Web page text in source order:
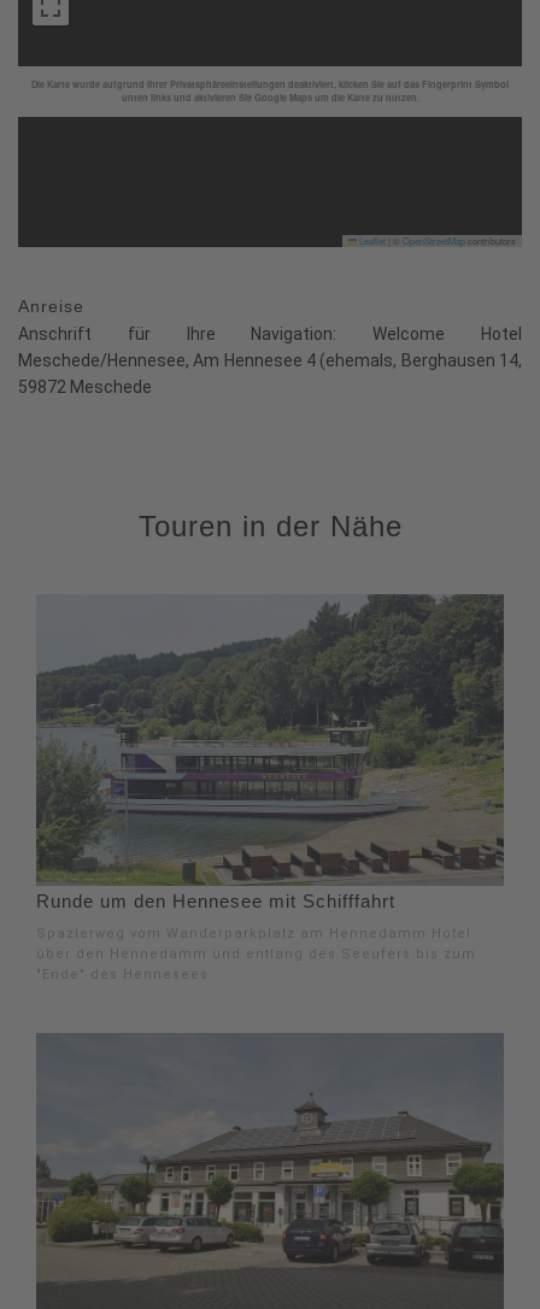
Die Karte wurde aufgrund Ihrer Privatsphäreeinstellungen deaktiviert, klicken Sie auf das Fingerprint Symbol
unten links und aktivieren Sie Google Maps um die Karte zu nutzen.
Leaflet OpenStreetMapcontributors
Anreise
Anschrift für Ihre Navigation: Welcome Hotel
Meschede/Hennesee, Am Hennesee 4 (ehemals, Berghausen 14,
59872 Meschede
Touren in der Nähe
Runde um den Hennesee mit Schifffahrt
Spazierweg vom Wanderparkplatz am Hennedamm Hotel
über den Hennedamm und entlang des Seeufers bis zum
"Ende" des Hennesees.